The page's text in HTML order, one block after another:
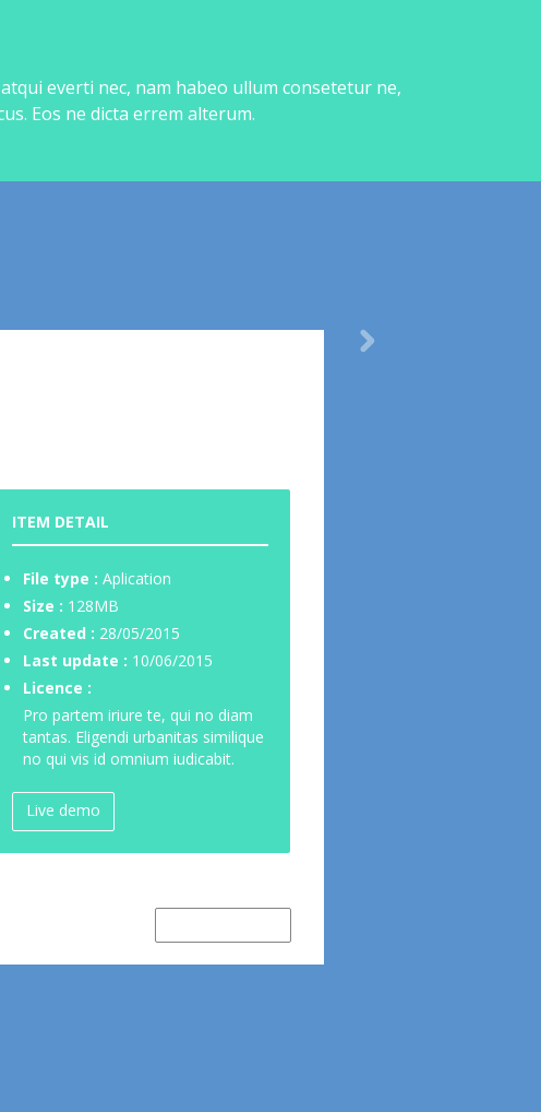
everti nec, nam habeo ullum consetetur ne,
Eos ne dicta errem alterum.
ITEM DETAIL
File type : Aplication
Size : 128MB
Created : 28/05/2015
Last update : 10/06/2015
Licence :
Pro partem iriure te, qui no diam
tantas. Eligendi urbanitas similique
no qui vis id omnium iudicabit.
Live demo